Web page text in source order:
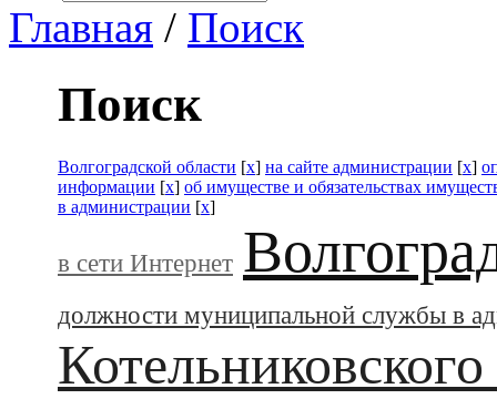
Главная / Поиск
Поиск
Волгоградской области [x] на сайте администрации [x]
информации [x] об имуществе и обязательствах
в администрации [x]
в сети Интернет
должности муниципальной службы в